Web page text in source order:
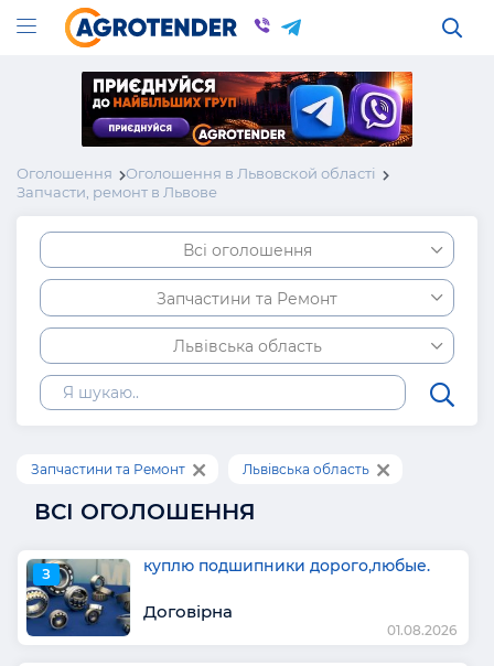
Оголошення
Оголошення в Львовской області
Запчасти, ремонт в Львове
Всі оголошення
Запчастини та Ремонт
Львівська область
Запчастини та Ремонт Львівська область
ВСІ ОГОЛОШЕННЯ
З куплю подшипники дорого,любые.
Договірна
01.08.2026